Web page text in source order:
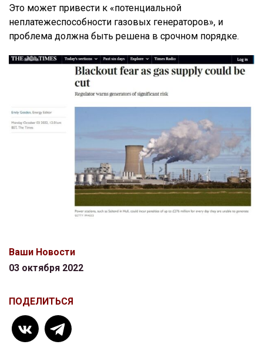
Это может привести к «потенциальной
неплатежеспособности газовых генераторов», и
проблема должна быть решена в срочном порядке.
Ваши Новости
03 октября 2022
ПОДЕЛИТЬСЯ